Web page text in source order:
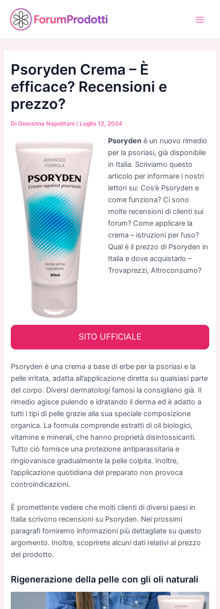
contenuto
Psoryden Crema – È
efficace? Recensioni e
prezzo?
DiGiovanna Napolitani /Luglio 12, 2024
Psoryden è un nuovo rimedio
per la psoriasi, già disponibile
in Italia. Scriviamo questo
articolo per informare i nostri
lettori su: Cos’è Psoryden e
come funziona? Ci sono
molte recensioni di clienti sui
forum? Come applicare la
crema – istruzioni per l’uso?
Qual è il prezzo di Psoryden in
Italia e dove acquistarlo –
Trovaprezzi, Altroconsumo?
SITO UFFICIALE
Psoryden è una crema a base di erbe per la psoriasi e la
pelle irritata, adatta all’applicazione diretta su qualsiasi parte
del corpo. Diversi dermatologi famosi la consigliano già. Il
rimedio agisce pulendo e idratando il derma ed è adatto a
tutti i tipi di pelle grazie alla sua speciale composizione
organica. La formula comprende estratti di oli biologici,
vitamine e minerali, che hanno proprietà disintossicanti.
Tutto ciò fornisce una protezione antiparassitaria e
ringiovanisce gradualmente la pelle colpita. Inoltre,
l’applicazione quotidiana del preparato non provoca
controindicazioni.
È promettente vedere che molti clienti di diversi paesi in
Italia scrivono recensioni su Psoryden. Nei prossimi
paragrafi forniremo informazioni più dettagliate su questo
argomento. Inoltre, scoprirete alcuni dati relativi al prezzo
del prodotto.
Rigenerazione della pelle con gli oli naturali